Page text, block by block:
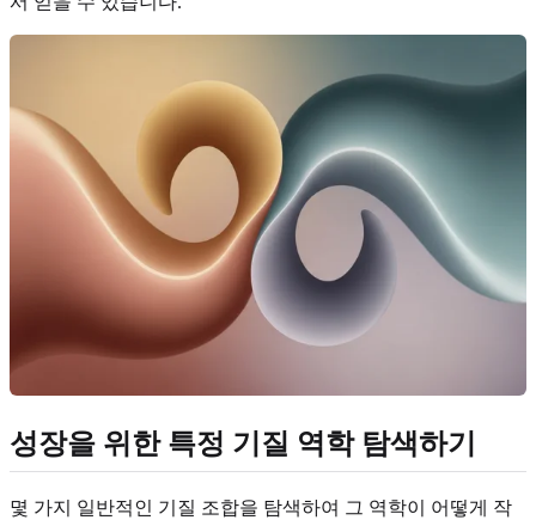
성장을 위한 특정 기질 역학 탐색하기
몇 가지 일반적인 기질 조합을 탐색하여 그 역학이 어떻게 작